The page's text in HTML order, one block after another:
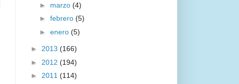
► marzo (4)
► febrero (5)
► enero (5)
► 2013 (166)
► 2012 (194)
► 2011 (114)